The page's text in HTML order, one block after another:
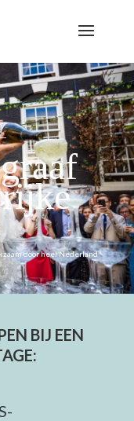
–
door heel Nederland
BIJ EEN